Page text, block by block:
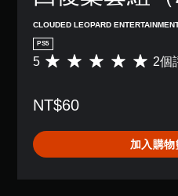
CLOUDED LEOPARD
PS5
平
分
5
顆
星
5 2個
NT$60
加入購物